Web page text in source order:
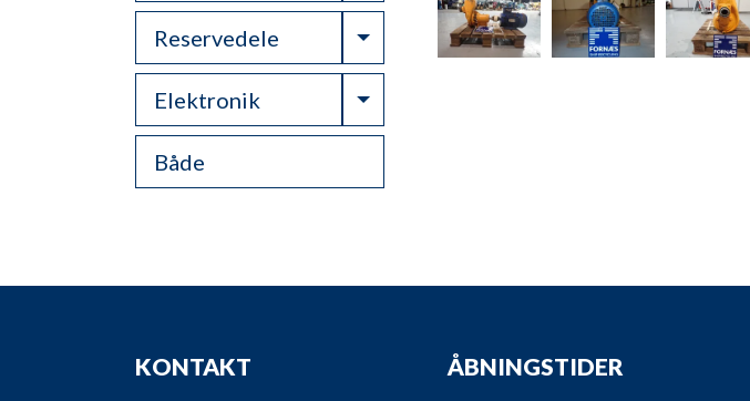
Reservedele Toggle Dropdown
Elektronik Toggle Dropdown
Både
KONTAKT ÅBNINGSTIDER